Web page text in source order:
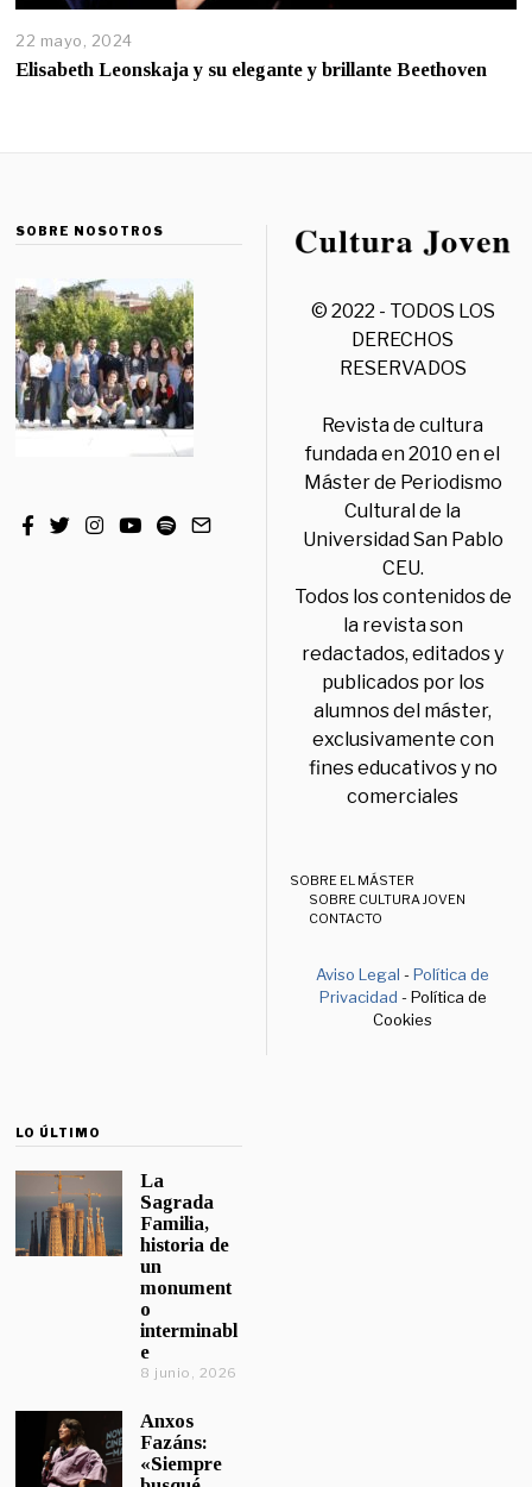
22 mayo, 2024
Elisabeth Leonskaja y su elegante y brillante Beethoven
SOBRE NOSOTROS
© 2022 - TODOS LOS
DERECHOS
RESERVADOS
Revista de cultura
fundada en 2010 en el
Máster de Periodismo
Cultural de la
Universidad San Pablo
CEU.
Todos los contenidos de
la revista son
redactados, editados y
publicados por los
alumnos del máster,
exclusivamente con
fines educativos y no
comerciales
SOBRE EL MÁSTER
SOBRE CULTURA JOVEN
CONTACTO
Aviso Legal -Política de
Privacidad - Política de
Cookies
LO ÚLTIMO
La
Sagrada
Familia,
historia de
un
monument
o
interminabl
e
8 junio, 2026
Anxos
Fazáns:
«Siempre